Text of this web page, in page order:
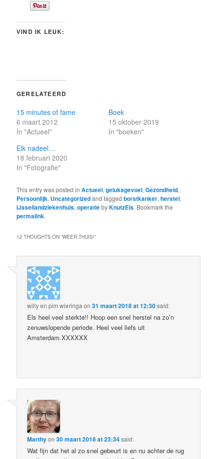
VIND IK LEUK:
GERELATEERD
15 minutes of fame
6 maart 2012
In "Actueel"
Boek
15 oktober 2019
In "boeken"
Elk nadeel…
18 februari 2020
In "Fotografie"
This entry was posted inActueel,geluksgevoel,Gezondheid,
Persoonlijk, Uncategorizedand taggedborstkanker,herstel,
IJssellandziekenhuis,operatiebyKnutzEls. Bookmark the
permalink.
12 THOUGHTS ON “WEER THUIS!”
willy en pim wieringa on31 maart 2018 at 12:30said:
Els heel veel sterkte!! Hoop een snel herstel na zo’n
zenuwslopende periode. Heel veel liefs uit
Amsterdam.XXXXXX
Marthyon30 maart 2018 at 23:34said:
Wat fijn dat het al zo snel gebeurt is en nu achter de rug